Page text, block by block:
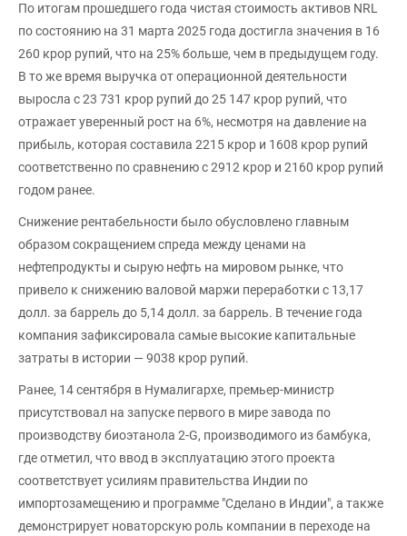
По итогам прошедшего года чистая стоимость активов NRL
по состоянию на 31 марта 2025 года достигла значения в 16
260 крор рупий, что на 25% больше, чем в предыдущем году.
В то же время выручка от операционной деятельности
выросла с 23 731 крор рупий до 25 147 крор рупий, что
отражает уверенный рост на 6%, несмотря на давление на
прибыль, которая составила 2215 крор и 1608 крор рупий
соответственно по сравнению с 2912 крор и 2160 крор рупий
годом ранее.
Снижение рентабельности было обусловлено главным
образом сокращением спреда между ценами на
нефтепродукты и сырую нефть на мировом рынке, что
привело к снижению валовой маржи переработки с 13,17
долл. за баррель до 5,14 долл. за баррель. В течение года
компания зафиксировала самые высокие капитальные
затраты в истории — 9038 крор рупий.
Ранее, 14 сентября в Нумалигархе, премьер-министр
присутствовал на запуске первого в мире завода по
производству биоэтанола 2-G, производимого из бамбука,
где отметил, что ввод в эксплуатацию этого проекта
соответствует усилиям правительства Индии по
импортозамещению и программе "Сделано в Индии", а также
демонстрирует новаторскую роль компании в переходе на